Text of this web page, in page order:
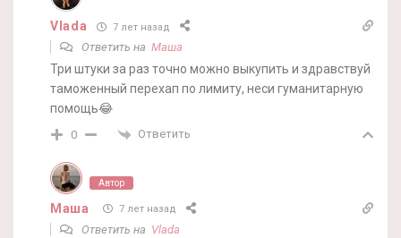
Vlada 7 лет назад
Ответить на Маша
Три штуки за раз точно можно выкупить и здравствуй
таможенный перехап по лимиту, неси гуманитарную
помощь😂
0 Ответить
Автор
Маша 7 лет назад
Ответить на Vlada